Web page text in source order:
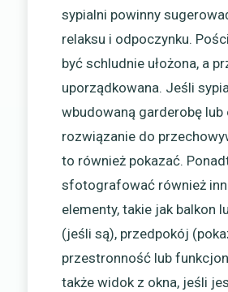
sypialni powinny
relaksu i odpoczynku.
być schludnie ułożona, a
uporządkowana. Jeśli
wbudowaną garderobę lub
rozwiązanie do
to również pokazać.
sfotografować również
elementy, takie jak balkon
(jeśli są), przedpokój
przestronność lub
także widok z okna, jeśli